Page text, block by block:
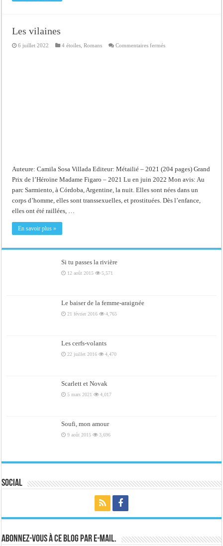
Les vilaines
6 juillet 2022 4 étoiles ,Romans Commentaires ferméssur
Auteure: Camila Sosa Villada Editeur: Métailié – 2021 (204 pages) Grand
Prix de l’Héroïne Madame Figaro – 2021 Lu en juin 2022 Mon avis: Au
parc Sarmiento, à Córdoba, Argentine, la nuit. Elles sont nées dans un
corps d’homme, elles sont transsexuelles, et prostituées. Dès l’enfance,
elles ont été raillées, …
En savoir plus »
Si tu passes la rivière
12 août 2015 5,571
Le baiser de la femme-araignée
21 février 2016 4,765
Les cerfs-volants
22 juillet 2016 4,470
Scarlett et Novak
5 mars 2021 4,017
Soufi, mon amour
9 août 2015 3,696
Social
Abonnez-vous à ce blog par e-mail.